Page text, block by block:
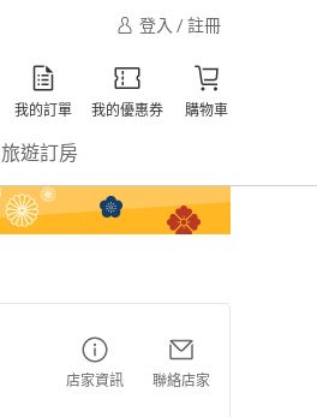
登入 / 註冊
我的訂單 我的優惠券 購物車
旅遊訂房
店家資訊 聯絡店家